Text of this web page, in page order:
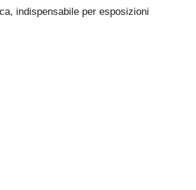
indispensabile per esposizioni